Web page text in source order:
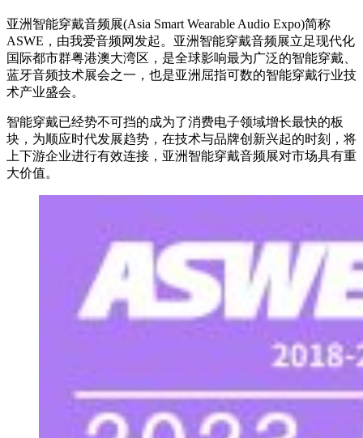
亚洲智能穿戴音频展(Asia Smart Wearable Audio Expo)简称
ASWE，由我爱音频网发起。亚洲智能穿戴音频展立足现代化
国际都市群粤港澳大湾区，是全球影响最为广泛的智能穿戴、
蓝牙音频技术展会之一，也是亚洲屈指可数的智能穿戴行业技
术产业盛会。
智能穿戴已经势不可挡的成为了消费电子领域增长最快的板
块，为顺应时代发展趋势，在技术与品牌创新兴起的时刻，将
上下游企业进行有效连接，亚洲智能穿戴音频展对市场具有重
大价值。